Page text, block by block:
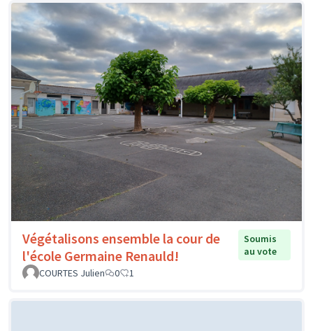
Végétalisons ensemble la cour de
l'école Germaine Renauld!
Soumis
au vote
COURTES Julien
0 1